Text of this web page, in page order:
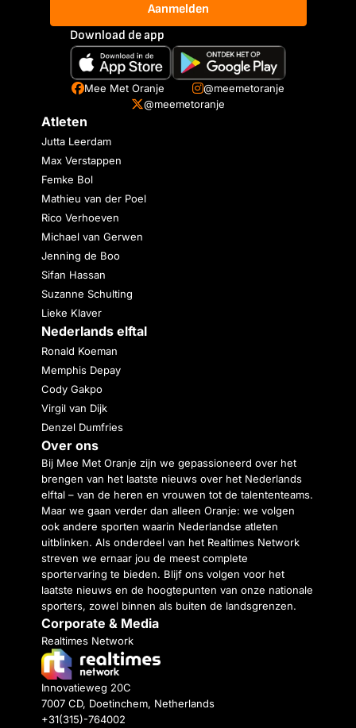
Aanmelden
Download de app
Mee Met Oranje
@meemetoranje
@meemetoranje
Atleten
Jutta Leerdam
Max Verstappen
Femke Bol
Mathieu van der Poel
Rico Verhoeven
Michael van Gerwen
Jenning de Boo
Sifan Hassan
Suzanne Schulting
Lieke Klaver
Nederlands elftal
Ronald Koeman
Memphis Depay
Cody Gakpo
Virgil van Dijk
Denzel Dumfries
Over ons
Bij Mee Met Oranje zijn we gepassioneerd over het
brengen van het laatste nieuws over het Nederlands
elftal – van de heren en vrouwen tot de talententeams.
Maar we gaan verder dan alleen Oranje: we volgen
ook andere sporten waarin Nederlandse atleten
uitblinken. Als onderdeel van het Realtimes Network
streven we ernaar jou de meest complete
sportervaring te bieden. Blijf ons volgen voor het
laatste nieuws en de hoogtepunten van onze nationale
sporters, zowel binnen als buiten de landsgrenzen.
Corporate & Media
Realtimes Network
Innovatieweg 20C
7007 CD, Doetinchem, Netherlands
+31(315)-764002